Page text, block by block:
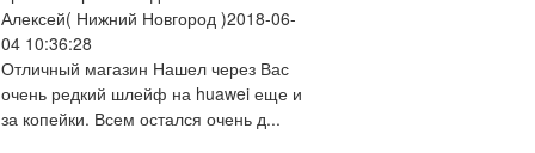
Алексей( Нижний Новгород )2018-06-
04 10:36:28
Отличный магазин Нашел через Вас
очень редкий шлейф на huawei еще и
за копейки. Всем остался очень д...